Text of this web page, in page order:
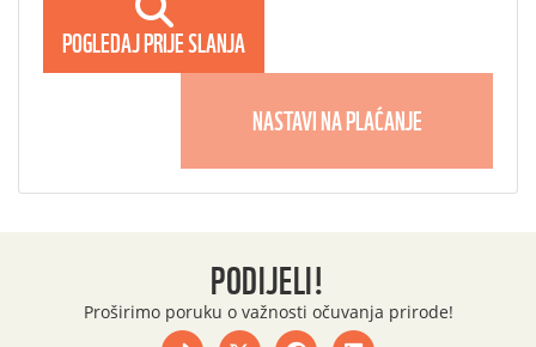
POGLEDAJ PRIJE SLANJA
NASTAVI NA PLAĆANJE
PODIJELI!
Proširimo poruku o važnosti očuvanja prirode!